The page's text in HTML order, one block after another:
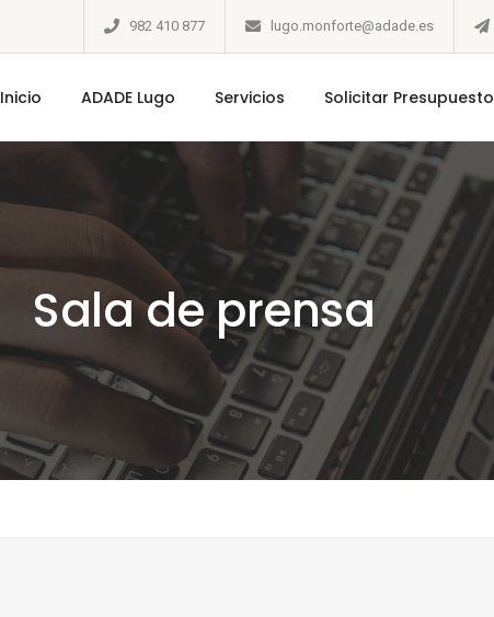
982 410 877 lugo.monforte@adade.es
Inicio ADADE Lugo Servicios Solicitar Presupuesto
Sala de prensa